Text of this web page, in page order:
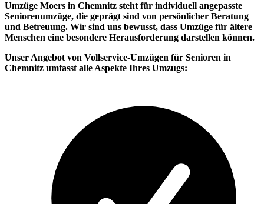
Umzüge Moers in Chemnitz steht für individuell angepasste
Seniorenumzüge, die geprägt sind von persönlicher Beratung
und Betreuung. Wir sind uns bewusst, dass Umzüge für ältere
Menschen eine besondere Herausforderung darstellen können.
Unser Angebot von Vollservice-Umzügen für Senioren in
Chemnitz umfasst alle Aspekte Ihres Umzugs: